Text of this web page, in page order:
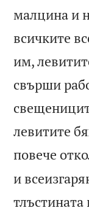
малцина и
всичките
им,
свърши
левитите
повече
и